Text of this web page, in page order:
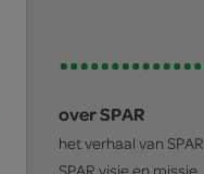
over SPAR
het verhaal van SPAR